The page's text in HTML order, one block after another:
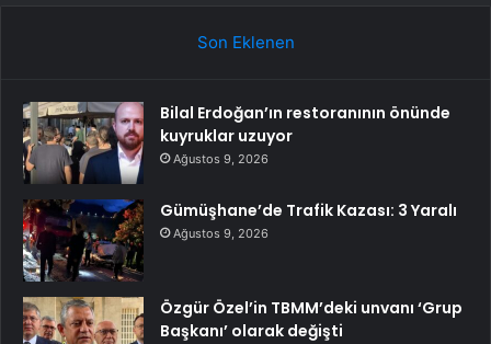
Son Eklenen
Bilal Erdoğan’ın restoranının önünde
kuyruklar uzuyor
Ağustos 9, 2026
Gümüşhane’de Trafik Kazası: 3 Yaralı
Ağustos 9, 2026
Özgür Özel’in TBMM’deki unvanı ‘Grup
Başkanı’ olarak değişti